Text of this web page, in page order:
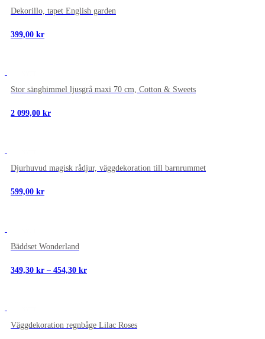
Dekorillo, tapet English garden
399,00 kr
Stor sänghimmel ljusgrå maxi 70 cm, Cotton & Sweets
2 099,00 kr
Djurhuvud magisk rådjur, väggdekoration till barnrummet
599,00 kr
Bäddset Wonderland
349,30 kr – 454,30 krPrisintervall:
Väggdekoration regnbåge Lilac Roses